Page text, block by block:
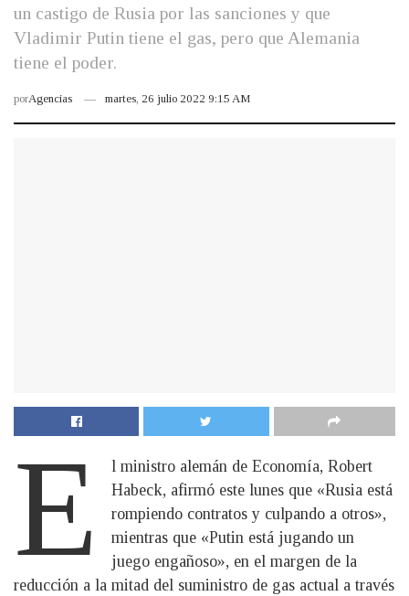
un castigo de Rusia por las sanciones y que
Vladimir Putin tiene el gas, pero que Alemania
tiene el poder.
porAgencias martes, 26 julio 2022 9:15 AM
E
l ministro alemán de Economía, Robert
Habeck, afirmó este lunes que «Rusia está
rompiendo contratos y culpando a otros»,
mientras que «Putin está jugando un
juego engañoso», en el margen de la
reducción a la mitad del suministro de gas actual a través